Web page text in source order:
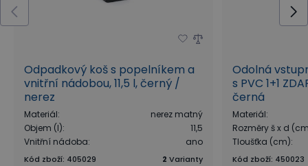
Odpadkový koš s popelníkem a
vnitřní nádobou, 11,5 l, černý /
nerez
Materiál:
nerez matný
Objem (l):
11,5
Vnitřní nádoba: ano
Kód zboží: 405029 2 Varianty
Odolná
s PVC 1+1
černá
Materiál:
Rozměry š x d
Tloušťka (cm):
Kód zboží: 450023